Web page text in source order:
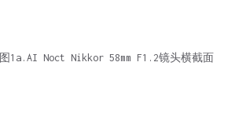
图1a.AI Noct Nikkor 58mm F1.2镜头横截面